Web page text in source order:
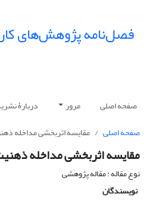
فصل‌نامه پژوهش‌های
صفحه اصلی مرور دربارۀ
صفحه اصلی
مقایسه اثربخشی مداخله
مقایسه اثربخشی مداخله
نوع مقاله : مقاله پژوهشی
نویسندگان